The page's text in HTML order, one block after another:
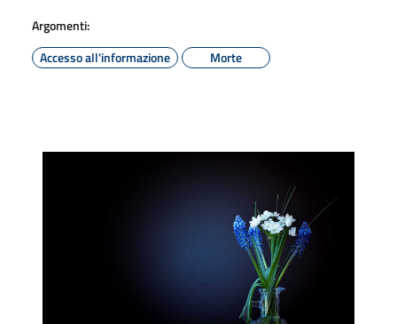
Argomenti:
Accesso all'informazione
Morte